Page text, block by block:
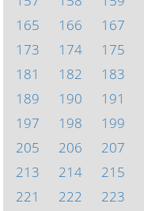
165
166 167
173
174 175
181
182 183
189
190 191
197
198 199
205
206 207
213
214 215
221
222 223